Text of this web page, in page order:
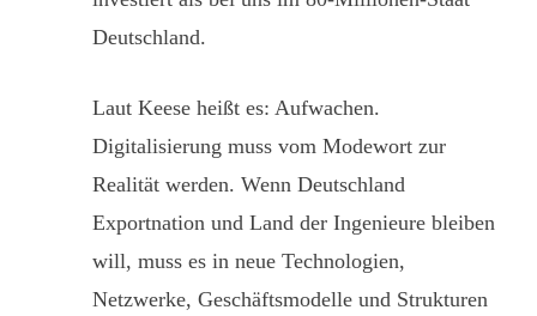
Deutschland.
Laut Keese heißt es: Aufwachen.
Digitalisierung muss vom Modewort zur
Realität werden. Wenn Deutschland
Exportnation und Land der Ingenieure bleiben
will, muss es in neue Technologien,
Netzwerke, Geschäftsmodelle und Strukturen